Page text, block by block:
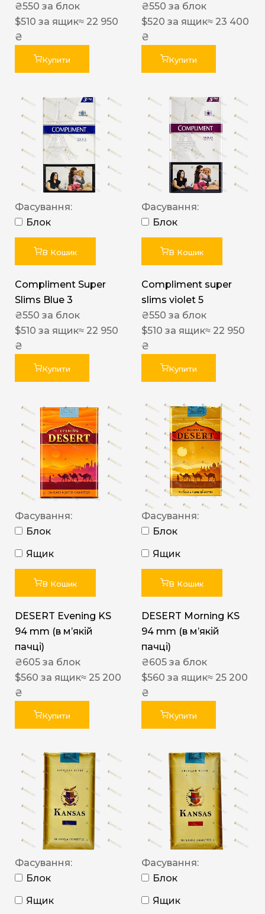
₴550 за блок
$510 за ящик≈ 22 950
₴
Купити
₴550 за блок
$520 за ящик≈ 23 400
₴
Купити
Фасування:
Блок
В Кошик
Compliment Super
Slims Blue 3
₴550 за блок
$510 за ящик≈ 22 950
₴
Купити
Фасування:
Блок
В Кошик
Compliment super
slims violet 5
₴550 за блок
$510 за ящик≈ 22 950
₴
Купити
Фасування:
Блок
Ящик
В Кошик
DESERT Evening KS
94 mm (в мʼякій
пачці)
₴605 за блок
$560 за ящик≈ 25 200
₴
Купити
Фасування:
Блок
Ящик
В Кошик
DESERT Morning KS
94 mm (в мʼякій
пачці)
₴605 за блок
$560 за ящик≈ 25 200
₴
Купити
Фасування:
Блок
Ящик
Фасування:
Блок
Ящик